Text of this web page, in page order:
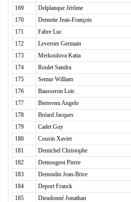
169
Delplanque Jérôme
170
Demotie Jean-François
171
Fabre Luc
172
Leverrier Germain
173
Merkoulova Katia
174
Roulet Sandra
175
Semur William
176
Bausseron Loïc
177
Bienvenu Angelo
178
Bréard Jacques
179
Cadet Guy
180
Cousin Xavier
181
Demichel Christophe
182
Demougeot Pierre
183
Demoulin Jean-Brice
184
Deport Franck
185
Dieudonné Jonathan